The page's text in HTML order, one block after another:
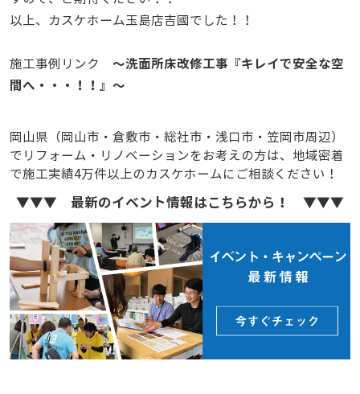
以上、カスケホーム玉島店吉國でした！！
施工事例リンク ～洗面所床改修工事『キレイで安全な空
間へ・・・！！』～
岡山県（岡山市・倉敷市・総社市・浅口市・笠岡市周辺）
でリフォーム・リノベーションをお考えの方は、地域密着
で施工実績4万件以上のカスケホームにご相談ください！
▼▼▼ 最新のイベント情報はこちらから！ ▼▼▼